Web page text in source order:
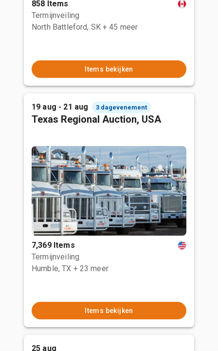
858 Items
Termijnveiling
North Battleford, SK + 45 meer
Items bekijken
19 aug - 21 aug 3 dagevenement
Texas Regional Auction, USA
7,369 Items
Termijnveiling
Humble, TX + 23 meer
Items bekijken
25 aug